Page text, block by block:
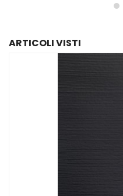
ARTICOLI VISTI